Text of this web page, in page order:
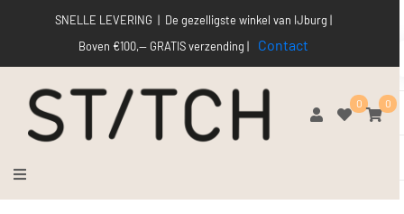
SNELLE LEVERING | De gezelligste winkel van IJburg |
Boven €100,-- GRATIS verzending |
Contact
0 0